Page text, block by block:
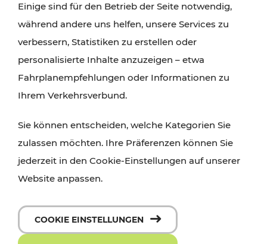
Attraktionen sind mit den Ticket- und Fahrplan-
Angeboten des VOR gut und schnell erreichbar.
Einige sind für den Betrieb der Seite notwendig,
während andere uns helfen, unsere Services zu
verbessern, Statistiken zu erstellen oder
personalisierte Inhalte anzuzeigen – etwa
Fahrplanempfehlungen oder Informationen zu
Ihrem Verkehrsverbund.
Sie können entscheiden, welche Kategorien Sie
zulassen möchten. Ihre Präferenzen können Sie
jederzeit in den Cookie-Einstellungen auf unserer
Website anpassen.
COOKIE EINSTELLUNGEN